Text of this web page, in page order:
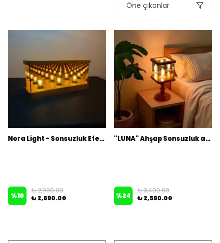
Öne çıkanlar
Nora Light - Sonsuzluk Efektli Ahşap Dekoratif Masa Lambası
%10
₺ 2,990.00
₺ 2,690.00
"LUNA" Ahşap Sonsuzluk aynalı Abajur, Masa Lambası
%24
₺ 3,400.00
₺ 2,590.00